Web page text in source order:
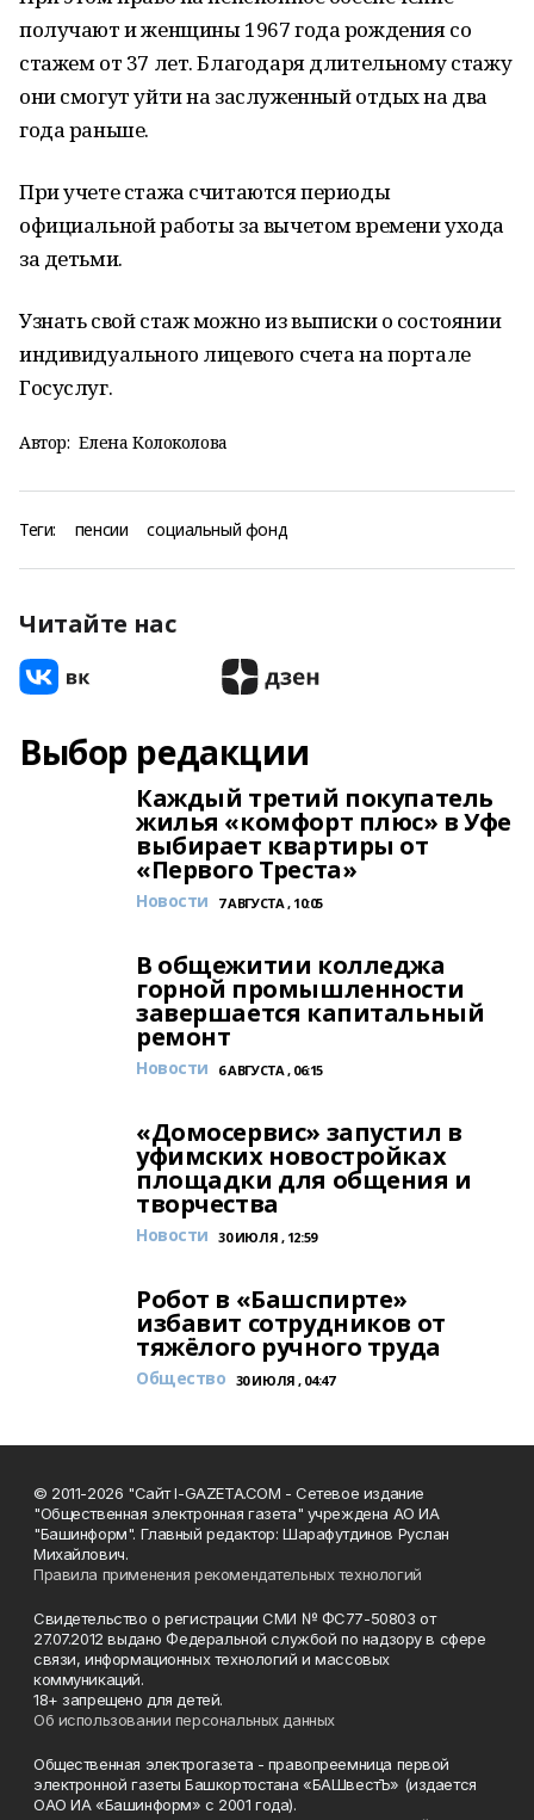
получают и женщины 1967 года рождения со
стажем от 37 лет. Благодаря длительному стажу
они смогут уйти на заслуженный отдых на два
года раньше.
При учете стажа считаются периоды
официальной работы за вычетом времени ухода
за детьми.
Узнать свой стаж можно из выписки о состоянии
индивидуального лицевого счета на портале
Госуслуг.
Автор: Елена Колоколова
Теги: пенсии социальный фонд
Читайте нас
Выбор редакции
Каждый третий покупатель
жилья «комфорт плюс» в Уфе
выбирает квартиры от
«Первого Треста»
Новости 7 АВГУСТА , 10:05
В общежитии колледжа
горной промышленности
завершается капитальный
ремонт
Новости 6 АВГУСТА , 06:15
«Домосервис» запустил в
уфимских новостройках
площадки для общения и
творчества
Новости 30 ИЮЛЯ , 12:59
Робот в «Башспирте»
избавит сотрудников от
тяжёлого ручного труда
Общество 30 ИЮЛЯ , 04:47
© 2011-2026 "Сайт I-GAZETA.COM - Сетевое издание
"Общественная электронная газета" учреждена АО ИА
"Башинформ". Главный редактор: Шарафутдинов Руслан
Михайлович.
Правила применения рекомендательных технологий
Свидетельство о регистрации СМИ № ФС77-50803 от
27.07.2012 выдано Федеральной службой по надзору в сфере
связи, информационных технологий и массовых
коммуникаций.
18+ запрещено для детей.
Об использовании персональных данных
Общественная электрогазета - правопреемница первой
электронной газеты Башкортостана «БАШвестЪ» (издается
ОАО ИА «Башинформ» с 2001 года).